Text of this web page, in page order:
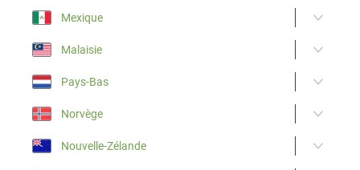
Mexique
Malaisie
Pays-Bas
Norvège
Nouvelle-Zélande